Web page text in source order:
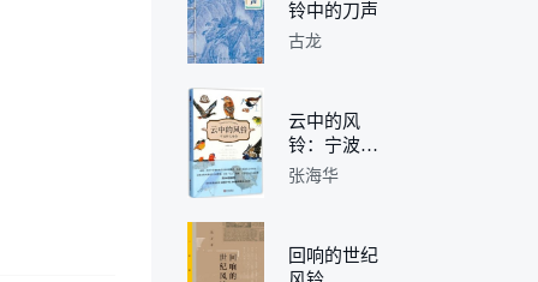
铃中的刀声
古龙
云中的风
铃：宁波野
鸟传奇
张海华
回响的世纪